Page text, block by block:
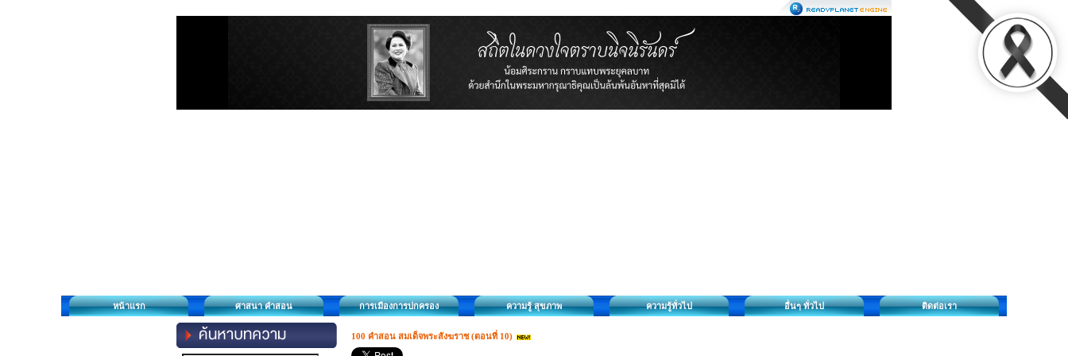
หน้าแรก ศาสนา คำสอน การเมืองการปกครอง ความรู้ สุขภาพ ความรู้ทั่วไป อื่นๆ ทั่วไป ติดต่อเรา
100 คำสอน สมเด็จพระสังฆราช (ตอนที่ 10)